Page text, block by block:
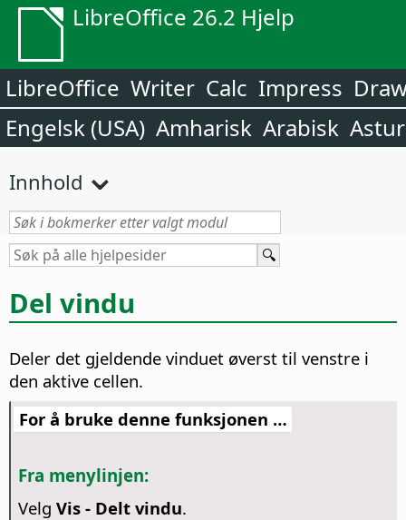
LibreOffice 26.2 Hjelp
LibreOffice Writer Calc Impress
Engelsk (USA) Amharisk Arabisk
Innhold
Del vindu
Deler det gjeldende vinduet øverst til venstre i
den aktive cellen.
For å bruke denne funksjonen …
Fra menylinjen:
Velg Vis - Delt vindu.